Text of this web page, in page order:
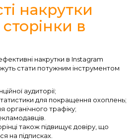
накрутки
в
накрутки в Instagram
стати потужним інструментом
аудиторії;
для покращення охоплень;
органічного трафіку;
також підвищує довіру, що
на підписках.